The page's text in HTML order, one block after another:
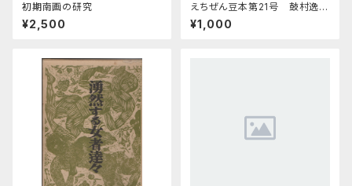
初期南画の研究
¥2,500
えちぜん豆本第21号 鼓村逸話
集 道は六百八十里
¥1,000